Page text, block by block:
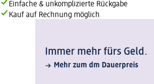
Einfache & unkomplizierte Rückgabe
Kauf auf Rechnung möglich
Immer mehr fürs Geld.
Mehr zum dm Dauerpreis